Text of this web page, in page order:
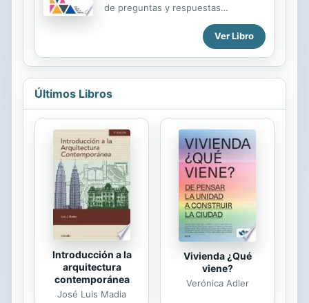
en su mayor parte de los libros
históricos, que contienen hechos
situados en los mal conocidos
períodos llamados de la “conquista” y
la “monarquía” (entre...
de preguntas y respuestas
marco la historia de la humanidad.
Deseo que haya sido de tu agrado y
pedagogico del contenido de este
libro. Espero que sea de utilidad en
Ver Libro
Últimos Libros
Introducción a la
arquitectura
contemporánea
José Luis Madia
Vivienda ¿Qué
viene?
Verónica Adler